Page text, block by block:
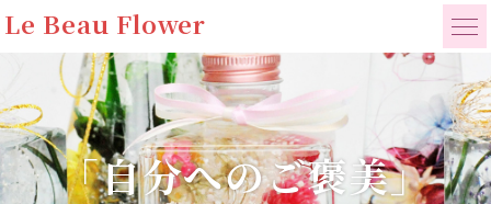
Le Beau Flower
「自分へのご褒美」